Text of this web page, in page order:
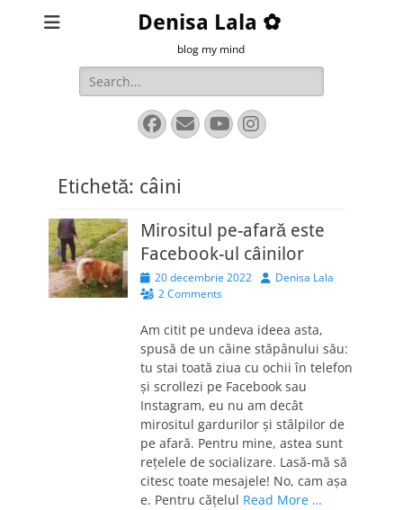
Denisa Lala ✿
blog my mind
Search
for:
Facebook
EmailYouTube
Instagram
Etichetă: câini
Mirositul pe-afară este
Facebook-ul câinilor
Posted
on
20 decembrie 2022 AuthorDenisa Lala
2 Comments
Am citit pe undeva ideea asta,
spusă de un câine stăpânului său:
tu stai toată ziua cu ochii în telefon
și scrollezi pe Facebook sau
Instagram, eu nu am decât
mirositul gardurilor și stâlpilor de
pe afară. Pentru mine, astea sunt
rețelele de socializare. Lasă-mă să
citesc toate mesajele! No, cam așa
e. Pentru cățelul Read More …